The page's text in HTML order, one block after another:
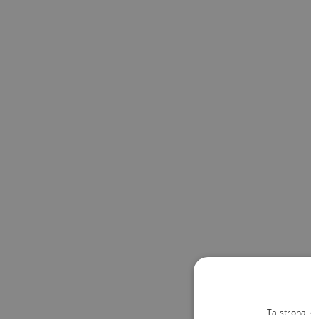
Ta strona